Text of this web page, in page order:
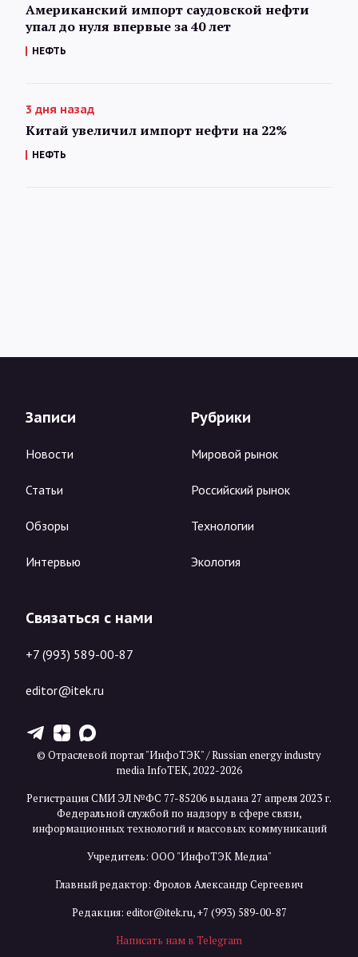
Американский импорт саудовской нефти
упал до нуля впервые за 40 лет
НЕФТЬ
3 дня назад
Китай увеличил импорт нефти на 22%
НЕФТЬ
Записи
Новости
Статьи
Обзоры
Интервью
Рубрики
Мировой рынок
Российский рынок
Технологии
Экология
Связаться с нами
+7 (993) 589-00-87
editor@itek.ru
T Z X
© Отраслевой портал "ИнфоТЭК" / Russian energy industry
media InfoTEK, 2022-2026
Регистрация СМИ ЭЛ №ФС 77-85206 выдана 27 апреля 2023 г.
Федеральной службой по надзору в сфере связи,
информационных технологий и массовых коммуникаций
Учредитель: ООО "ИнфоТЭК Медиа"
Главный редактор: Фролов Александр Сергеевич
Редакция: editor@itek.ru,+7 (993) 589-00-87
Написать нам в Telegram